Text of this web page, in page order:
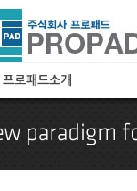
프로패드소개
특허 및 자격
찾아오시는 길